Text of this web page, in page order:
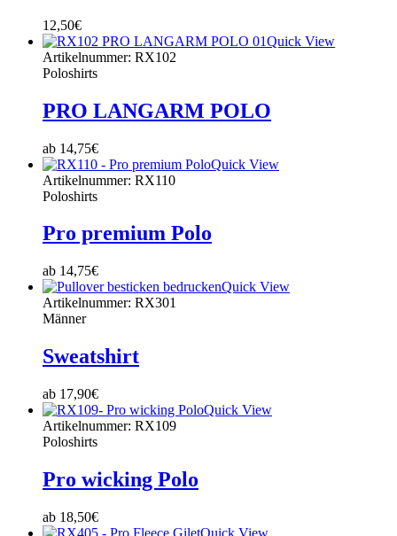
12,50€
Quick View
Artikelnummer: RX102
Poloshirts
PRO LANGARM POLO
ab 14,75€
Quick View
Artikelnummer: RX110
Poloshirts
Pro premium Polo
ab 14,75€
Quick View
Artikelnummer: RX301
Männer
Sweatshirt
ab 17,90€
Quick View
Artikelnummer: RX109
Poloshirts
Pro wicking Polo
ab 18,50€
Quick View